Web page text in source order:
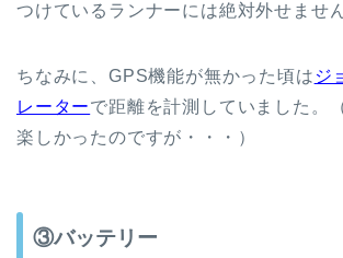
つけているランナーには絶対外せません
ちなみに、GPS機能が無かった頃は ジ
レーターで距離を計測していました。
楽しかったのですが・・・）
③バッテリー